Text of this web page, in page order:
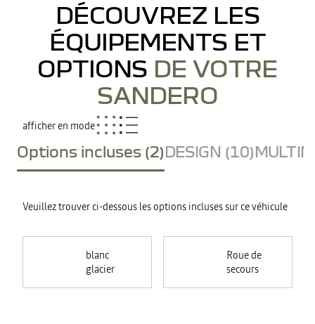
DÉCOUVREZ LES
ÉQUIPEMENTS ET
OPTIONS DE VOTRE
SANDERO
afficher en mode
Options incluses (2)DESIGN (10)
Veuillez trouver ci-dessous les options incluses sur ce véhicule
blanc
glacier
Roue de
secours